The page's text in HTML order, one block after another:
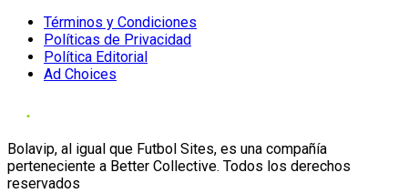
Términos y Condiciones
Políticas de Privacidad
Política Editorial
Ad Choices
Bolavip, al igual que Futbol Sites, es una compañía
perteneciente a Better Collective. Todos los derechos
reservados